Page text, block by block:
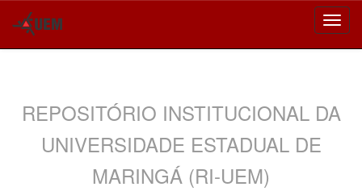
REPOSITÓRIO INSTITUCIONAL DA
UNIVERSIDADE ESTADUAL DE
MARINGÁ (RI-UEM)